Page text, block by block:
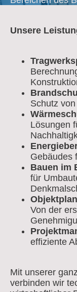
Unsere
Schutz
Lösungen
Gebäudes
Bauen im
für
Von der
effiziente
Mit unserer
verbinden wir